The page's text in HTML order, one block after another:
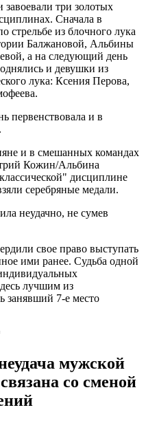
три золотых
Сначала в
стрельбе из блочного лука
Балжановой, Альбины
а на следующий день
и девушки из
лука: Ксения Перова,
первенствовала и в
и в смешанных командах
Кожин/Альбина
дисциплине
серебряные медали.
неудачно, не сумев
свое право выступать
ими ранее. Судьба одной
лучшим из
занявший 7-е место
мужской
со сменой